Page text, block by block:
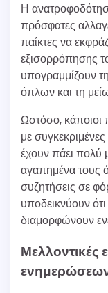
Η
πρόσφατες
παίκτες να
εξισορρόπησης
υπογραμμίζουν
όπλων και τη
Ωστόσο, κάποιοι
με
έχουν πάει πολύ
αγαπημένα τους
συζητήσεις σε
υποδεικνύουν
διαμορφώνουν
Μελλοντικές